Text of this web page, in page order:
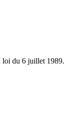
loi du 6 juillet 1989.